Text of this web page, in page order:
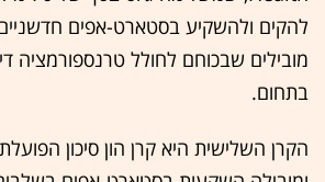
להקים ולהשקיע בסטארט-אפים
מובילים שבכוחם לחולל טרנספורמציה
בתחום.
הקרן השלישית היא קרן הון סיכון